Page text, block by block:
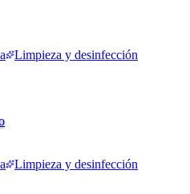
Limpieza y desinfección
Limpieza y desinfección